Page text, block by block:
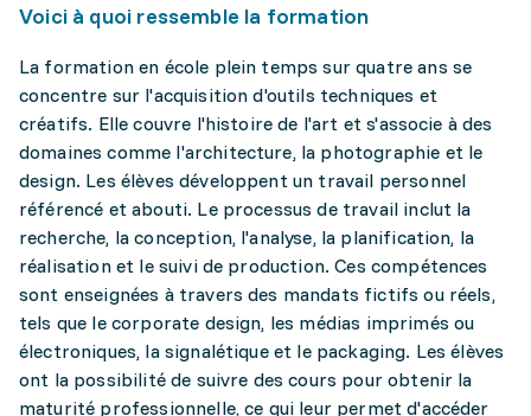
Voici à quoi ressemble la formation
La formation en école plein temps sur quatre ans se
concentre sur l'acquisition d'outils techniques et
créatifs. Elle couvre l'histoire de l'art et s'associe à des
domaines comme l'architecture, la photographie et le
design. Les élèves développent un travail personnel
référencé et abouti. Le processus de travail inclut la
recherche, la conception, l'analyse, la planification, la
réalisation et le suivi de production. Ces compétences
sont enseignées à travers des mandats fictifs ou réels,
tels que le corporate design, les médias imprimés ou
électroniques, la signalétique et le packaging. Les élèves
ont la possibilité de suivre des cours pour obtenir la
maturité professionnelle, ce qui leur permet d'accéder